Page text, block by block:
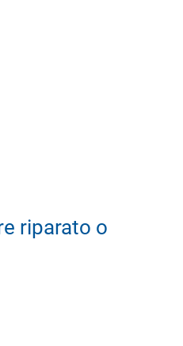
riparato o